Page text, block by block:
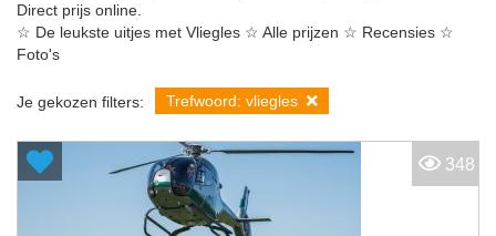
Direct prijs online.
☆ De leukste uitjes met Vliegles ☆ Alle prijzen ☆ Recensies ☆
Foto's
Je gekozen filters: Trefwoord: vliegles
348